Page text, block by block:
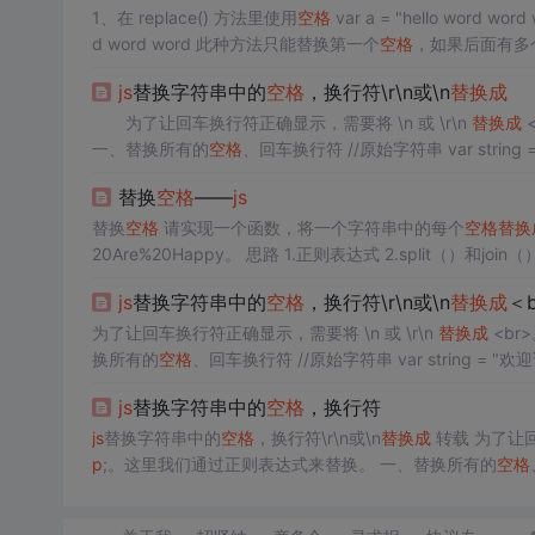
1、在 replace() 方法里使用空格
d word word 此种方法只能替换第一个空格 ，如果后面有
js替换字符串中的空格 ，换行符\r\n或\n替换成
为了让回车换行符正确显示，需要将 \n 或 \r\n 替换成
一、替换所有的空格 、回车换行符 //原始字符串 var string = "欢迎访问!\r\nhangge.com 做最好的开发者知识平台"; //替换所有的换行符
替换空格——js
替换空格 请实现一个函数，将一个字符串中的每个空格替换
20Are%20Happy。 思路 1.正则表达式 2.split（）和join（）方法 代
js替换字符串中的空格 ，换行符\r\n或\n替换成＜
为了让回车换行符正确显示，需要将 \n 或 \r\n 替换成<br>
换所有的空格 、回车换行符 //原始字符串 var string = "欢迎访问!\r\nhangge.com 做最好的开发者知识平台"; //替换所有的换行符 string
js替换字符串中的空格 ，换行符
js替换字符串中的空格 ，换行符\r\n或\n替换成转载 为了让
p;。这里我们通过正则表达式来替换。 一、替换所有的空格